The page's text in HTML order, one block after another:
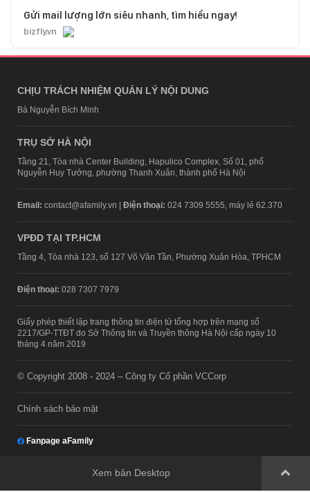
Gửi mail lượng lớn siêu nhanh, tìm hiểu ngay!
bizfly.vn
CHỊU TRÁCH NHIỆM QUẢN LÝ NỘI DUNG
Bà Nguyễn Bích Minh
TRỤ SỞ HÀ NỘI
Tầng 21, Tòa nhà Center Building, Hapulico Complex, Số 01, phố
Nguyễn Huy Tưởng, phường Thanh Xuân, thành phố Hà Nội
Email: contact@afamily.vn | Điện thoại: 024 7309 5555, máy lẻ 62.370
VPĐD TẠI TP.HCM
Tầng 4, Tòa nhà 123, số 127 Võ Văn Tần, Phường Xuân Hòa, TPHCM
Điện thoại: 028 7307 7979
Giấy phép thiết lập trang thông tin điện tử tổng hợp trên mạng số
2217/GP-TTĐT do Sở Thông tin và Truyền thông Hà Nội cấp ngày 10
tháng 4 năm 2019
© Copyright 2008 - 2024 – Công ty Cổ phần VCCorp
Chính sách bảo mật
Fanpage aFamily
Xem bản Desktop